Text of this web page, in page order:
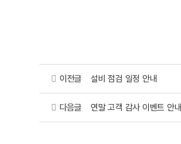
이전글 설비 점검 일정 안내
다음글 연말 고객 감사 이벤트 안내